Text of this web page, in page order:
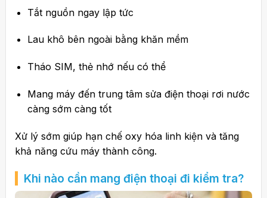
Tắt nguồn ngay lập tức
Lau khô bên ngoài bằng khăn mềm
Tháo SIM, thẻ nhớ nếu có thể
Mang máy đến trung tâm sửa điện thoại rơi nước
càng sớm càng tốt
Xử lý sớm giúp hạn chế oxy hóa linh kiện và tăng
khả năng cứu máy thành công.
Khi nào cần mang điện thoại đi kiểm tra?